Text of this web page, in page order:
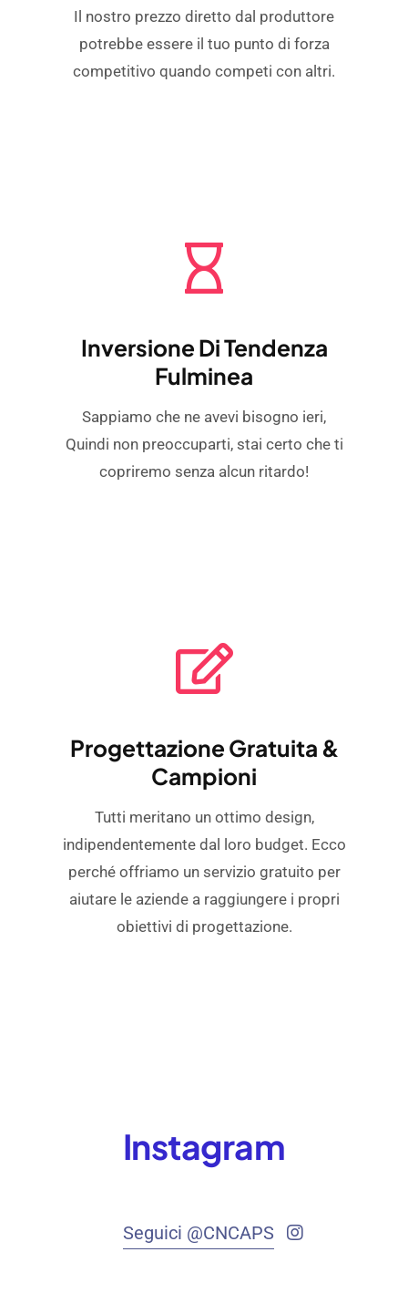
Il nostro prezzo diretto dal produttore
potrebbe essere il tuo punto di forza
competitivo quando competi con altri.
Inversione Di Tendenza
Fulminea
Sappiamo che ne avevi bisogno ieri,
Quindi non preoccuparti, stai certo che ti
copriremo senza alcun ritardo!
Progettazione Gratuita &
Campioni
Tutti meritano un ottimo design,
indipendentemente dal loro budget. Ecco
perché offriamo un servizio gratuito per
aiutare le aziende a raggiungere i propri
obiettivi di progettazione.
Instagram
Seguici @CNCAPS